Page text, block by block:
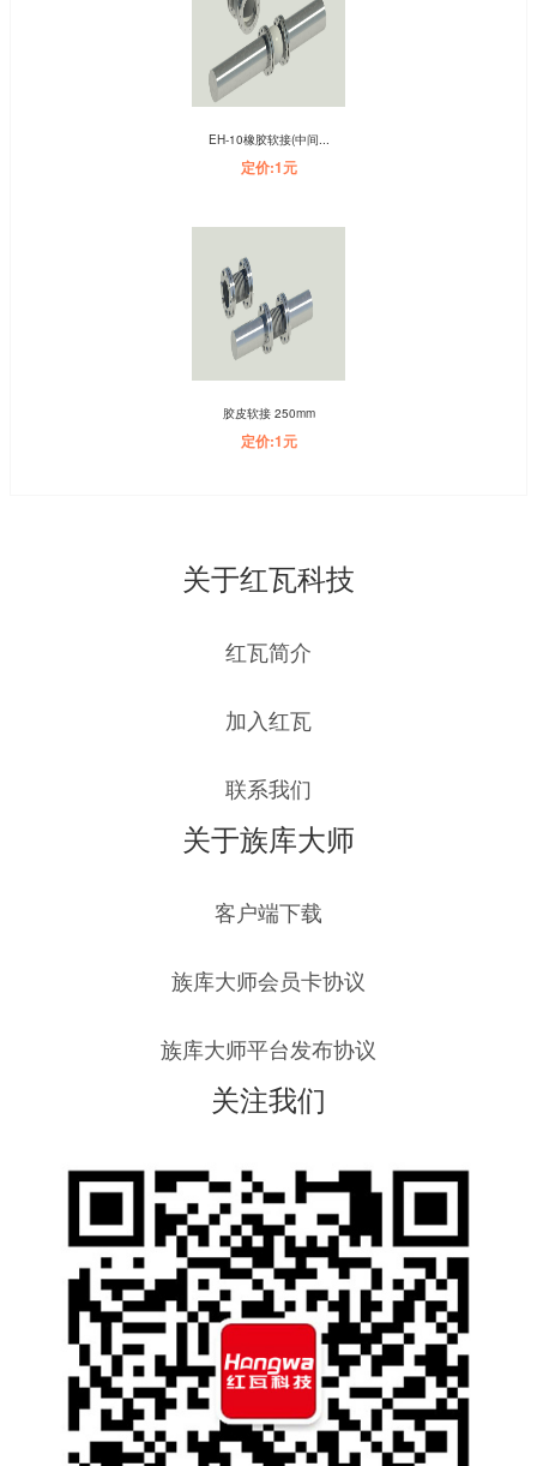
EH-10橡胶软接(中间...
定价:1元
胶皮软接 250mm
定价:1元
关于红瓦科技
红瓦简介
加入红瓦
联系我们
关于族库大师
客户端下载
族库大师会员卡协议
族库大师平台发布协议
关注我们